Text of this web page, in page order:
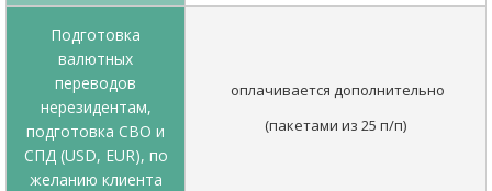
Подготовка
валютных
переводов
нерезидентам,
подготовка СВО и
СПД (USD, EUR), по
желанию клиента
оплачивается дополнительно
(пакетами из 25 п/п)